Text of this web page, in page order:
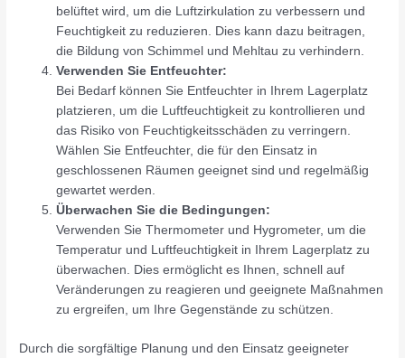
belüftet wird, um die Luftzirkulation zu verbessern und
Feuchtigkeit zu reduzieren. Dies kann dazu beitragen,
die Bildung von Schimmel und Mehltau zu verhindern.
Verwenden Sie Entfeuchter:
Bei Bedarf können Sie Entfeuchter in Ihrem Lagerplatz
platzieren, um die Luftfeuchtigkeit zu kontrollieren und
das Risiko von Feuchtigkeitsschäden zu verringern.
Wählen Sie Entfeuchter, die für den Einsatz in
geschlossenen Räumen geeignet sind und regelmäßig
gewartet werden.
Überwachen Sie die Bedingungen:
Verwenden Sie Thermometer und Hygrometer, um die
Temperatur und Luftfeuchtigkeit in Ihrem Lagerplatz zu
überwachen. Dies ermöglicht es Ihnen, schnell auf
Veränderungen zu reagieren und geeignete Maßnahmen
zu ergreifen, um Ihre Gegenstände zu schützen.
Durch die sorgfältige Planung und den Einsatz geeigneter